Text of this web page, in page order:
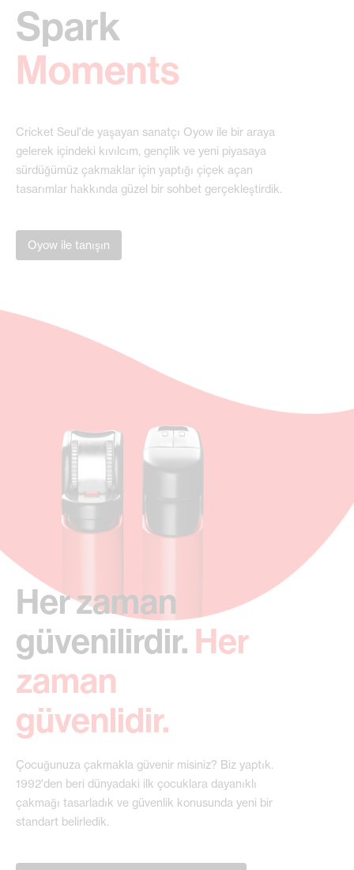
Spark
‍Moments
Cricket Seul'de yaşayan sanatçı Oyow ile bir araya
gelerek içindeki kıvılcım, gençlik ve yeni piyasaya
sürdüğümüz çakmaklar için yaptığı çiçek açan
tasarımlar hakkında güzel bir sohbet gerçekleştirdik.
Oyow ile tanışın
Her zaman
güvenilirdir.Her
zaman
güvenlidir.
Çocuğunuza çakmakla güvenir misiniz? Biz yaptık.
1992'den beri dünyadaki ilk çocuklara dayanıklı
çakmağı tasarladık ve güvenlik konusunda yeni bir
standart belirledik.